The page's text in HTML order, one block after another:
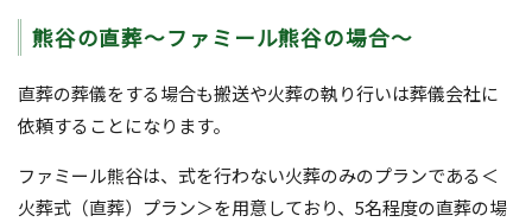
熊谷の直葬～ファミール熊谷の場合～
直葬の葬儀をする場合も搬送や火葬の執り行いは葬儀会社に
依頼することになります。
ファミール熊谷は、式を行わない火葬のみのプランである＜
火葬式（直葬）プラン＞を用意しており、5名程度の直葬の場